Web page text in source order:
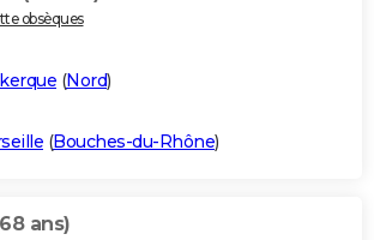
obsèques
(Nord)
(Bouches-du-Rhône)
ans)